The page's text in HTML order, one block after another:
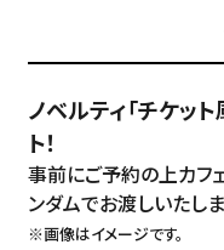
ノベルティ「チケッ
ト！
事前にご予約の上カフ
ンダムでお渡しいたし
※画像はイメージです。